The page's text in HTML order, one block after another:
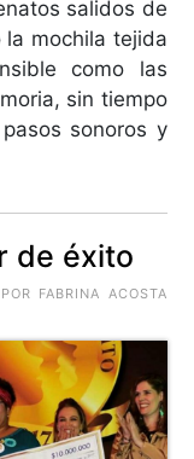
salidos de
mochila tejida
como las
sin tiempo
sonoros y
de éxito
FABRINA ACOSTA